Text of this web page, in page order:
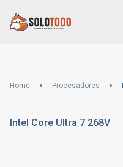
Home Procesadores
Intel Core Ultra 7 268V